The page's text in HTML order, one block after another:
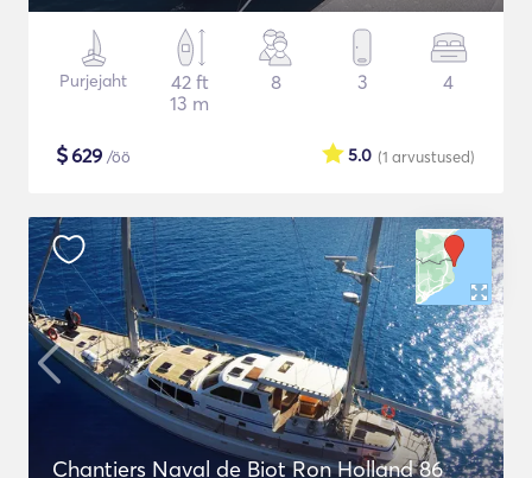
Purjejaht
42 ft
13 m
8 3 4
$629 /öö (1 arvustused)
5.0
Chantiers Naval de Biot Ron Holland 86